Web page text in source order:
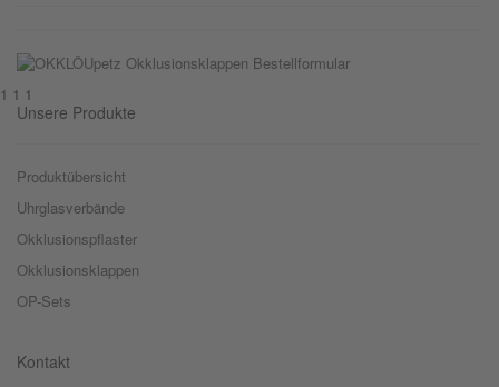
1 1 1
Unsere Produkte
Produktübersicht
Uhrglasverbände
Okklusionspflaster
Okklusionsklappen
OP-Sets
Kontakt